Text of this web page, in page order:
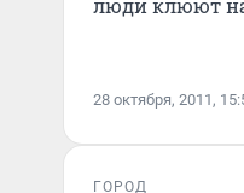
люди клюют
28 октября, 2011,
ГОРОД